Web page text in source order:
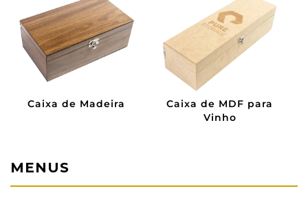
Caixa de Madeira
Caixa de MDF para
Vinho
MENUS